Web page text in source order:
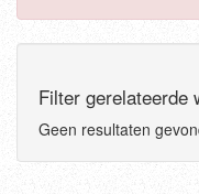
Filter gerelateerde
Geen resultaten